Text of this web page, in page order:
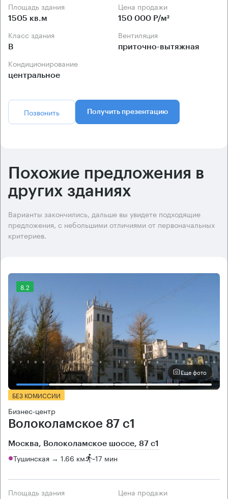
Площадь здания
1505 кв.м
Цена продажи
150 000 Р/м²
Класс здания
B
Вентиляция
приточно-вытяжная
Кондиционирование
центральное
Позвонить Получить презентацию
Похожие предложения в
других зданиях
Варианты закончились, дальше вы увидете подходящие
предложения, с небольшими отличиями от первоначальных
критериев.
8.2
Еще фото
БЕЗ КОМИССИИ
Бизнес-центр
Волоколамское 87 с1
Москва, Волоколамское шоссе, 87 с1
Тушинская → 1.66 км ~17 мин
Площадь здания Цена продажи